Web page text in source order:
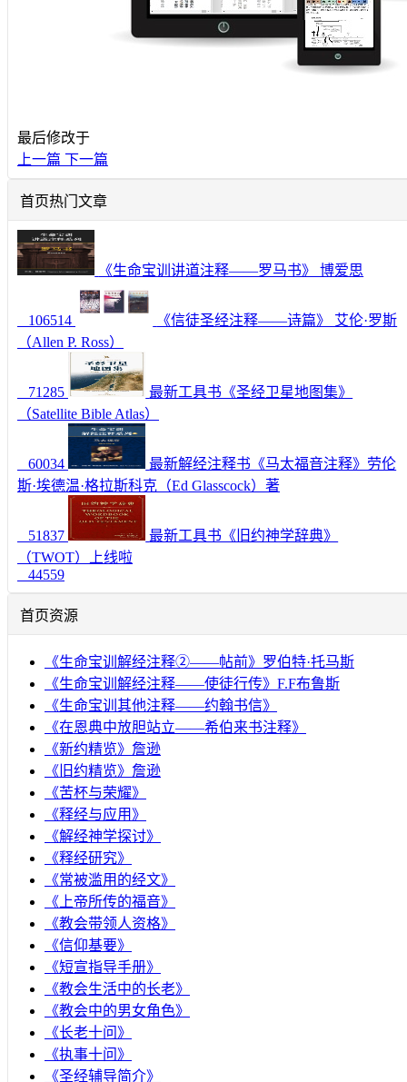
最后修改于
上一篇 下一篇
首页热门文章
《生命宝训讲道注释——罗马书》 博爱思
106514
《信徒圣经注释——诗篇》 艾伦·罗斯
（Allen P. Ross）
71285
最新工具书《圣经卫星地图集》
（Satellite Bible Atlas）
60034
最新解经注释书《马太福音注释》劳伦
斯·埃德温·格拉斯科克（Ed Glasscock）著
51837
最新工具书《旧约神学辞典》
（TWOT）上线啦
44559
首页资源
《生命宝训解经注释②——帖前》罗伯特·托马斯
《生命宝训解经注释——使徒行传》F.F布鲁斯
《生命宝训其他注释——约翰书信》
《在恩典中放胆站立——希伯来书注释》
《新约精览》詹逊
《旧约精览》詹逊
《苦杯与荣耀》
《释经与应用》
《解经神学探讨》
《释经研究》
《常被滥用的经文》
《上帝所传的福音》
《教会带领人资格》
《信仰基要》
《短宣指导手册》
《教会生活中的长老》
《教会中的男女角色》
《长老十问》
《执事十问》
《圣经辅导简介》